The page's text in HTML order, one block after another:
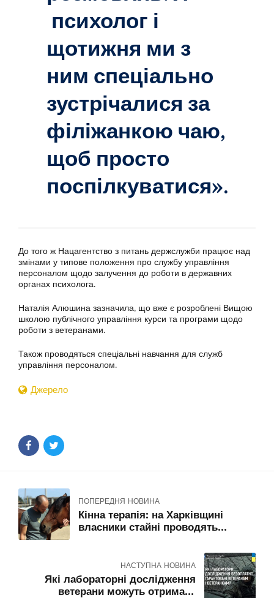
психолог і
щотижня ми з
ним спеціально
зустрічалися за
філіжанкою чаю,
щоб просто
поспілкуватися».
До того ж Нацагентство з питань держслужби працює над
змінами у типове положення про службу управління
персоналом щодо залучення до роботи в державних
органах психолога.
Наталія Алюшина зазначила, що вже є розроблені Вищою
школою публічного управління курси та програми щодо
роботи з ветеранами.
Також проводяться спеціальні навчання для служб
управління персоналом.
Джерело
ПОПЕРЕДНЯ НОВИНА
Кінна терапія: на Харківщині
власники стайні проводять
НАСТУПНА НОВИНА
Які лабораторні дослідження
ветерани можуть отримати